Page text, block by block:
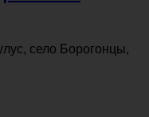
село Борогонцы,